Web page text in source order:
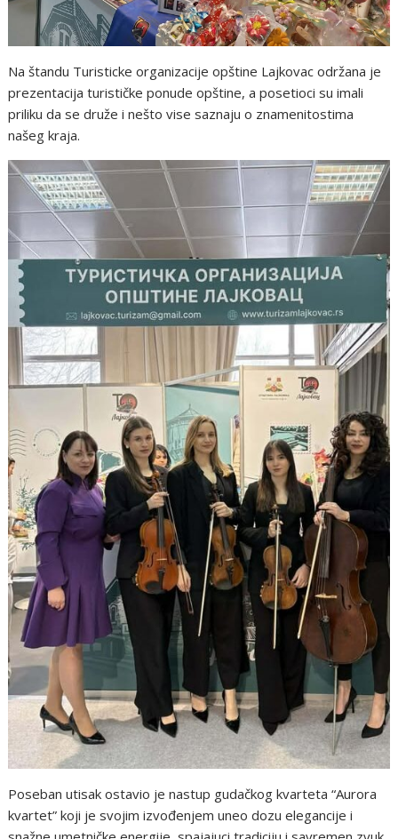
Na štandu Turisticke organizacije opštine Lajkovac održana je
prezentacija turističke ponude opštine, a posetioci su imali
priliku da se druže i nešto vise saznaju o znamenitostima
našeg kraja.
Poseban utisak ostavio je nastup gudačkog kvarteta “Aurora
kvartet” koji je svojim izvođenjem uneo dozu elegancije i